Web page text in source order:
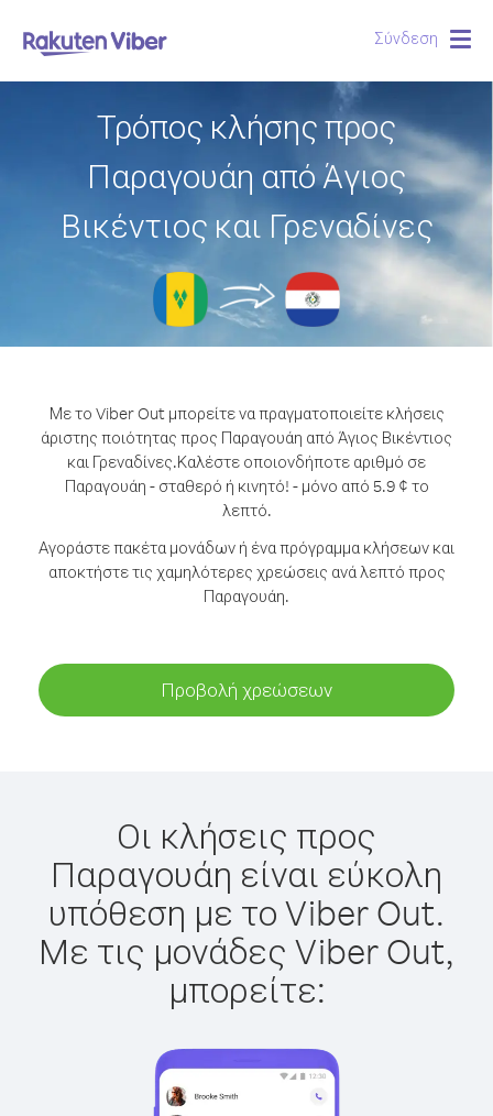
Σύνδεση
Τρόπος κλήσης προς
Παραγουάη από Άγιος
Βικέντιος και Γρεναδίνες
Με το Viber Out μπορείτε να πραγματοποιείτε κλήσεις
άριστης ποιότητας προς Παραγουάη από Άγιος Βικέντιος
και Γρεναδίνες.Καλέστε οποιονδήποτε αριθμό σε
Παραγουάη - σταθερό ή κινητό! - μόνο από 5.9 ¢ το
λεπτό.
Αγοράστε πακέτα μονάδων ή ένα πρόγραμμα κλήσεων και
αποκτήστε τις χαμηλότερες χρεώσεις ανά λεπτό προς
Παραγουάη.
Προβολή χρεώσεων
Οι κλήσεις προς
Παραγουάη είναι εύκολη
υπόθεση με το Viber Out.
Με τις μονάδες Viber Out,
μπορείτε: